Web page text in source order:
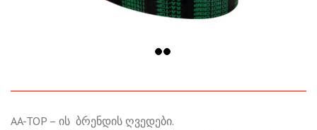
AA-TOP – ის ბრენდის ღვედები.